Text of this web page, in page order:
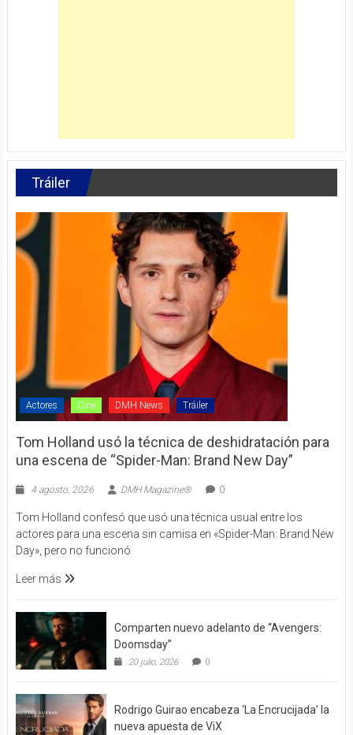
Tráiler
Actores Cine DMH News Tráiler
Tom Holland usó la técnica de deshidratación para
una escena de “Spider-Man: Brand New Day”
4 agosto, 2026 DMH Magazine® 0
Tom Holland confesó que usó una técnica usual entre los
actores para una escena sin camisa en «Spider-Man: Brand New
Day», pero no funcionó
Leer más
Comparten nuevo adelanto de “Avengers:
Doomsday”
20 julio, 2026 0
Rodrigo Guirao encabeza ‘La Encrucijada’ la
nueva apuesta de ViX